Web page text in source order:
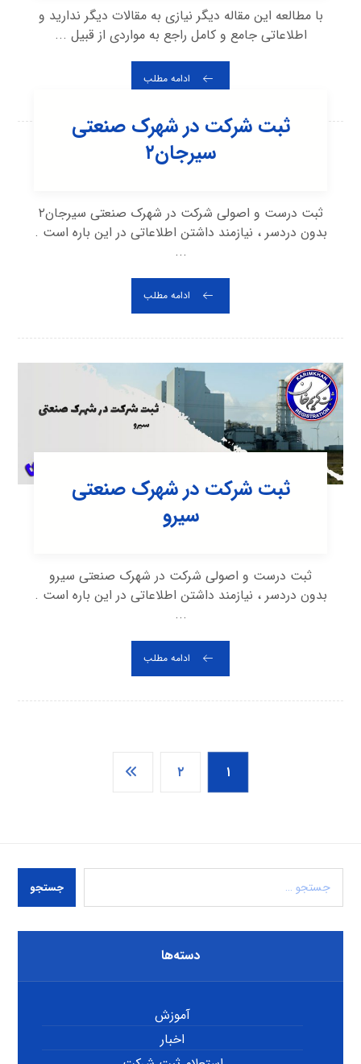
با مطالعه این مقاله دیگر نیازی به مقالات دیگر ندارید و
اطلاعاتی جامع و کامل راجع به مواردی از قبیل ...
ادامه مطلب
ثبت شرکت در شهرک صنعتی
سيرجان۲
ثبت درست و اصولی شرکت در شهرک صنعتی سيرجان۲
بدون دردسر ، نیازمند داشتن اطلاعاتی در این باره است .
...
ادامه مطلب
ثبت شرکت در شهرک صنعتی
سيرو
ثبت درست و اصولی شرکت در شهرک صنعتی سيرو
بدون دردسر ، نیازمند داشتن اطلاعاتی در این باره است .
...
ادامه مطلب
۱ ۲
جستجو
دسته‌ها
آموزش
اخبار